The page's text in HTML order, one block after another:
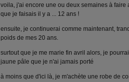
voila, j'ai encore une ou deux semaines à
que je faisais il y a ... 12 ans !
ensuite, je continuerai comme maintenant,
poids de mes 20 ans.
surtout que je me marie fin avril alors, je
jaune pâle que je n'ai jamais porté
à moins que d'ici là, je m'achète une robe de